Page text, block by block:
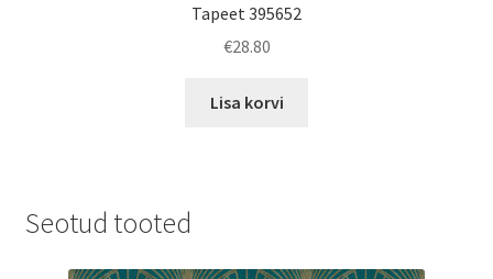
Tapeet 395652
€28.80
Lisa korvi
Seotud tooted